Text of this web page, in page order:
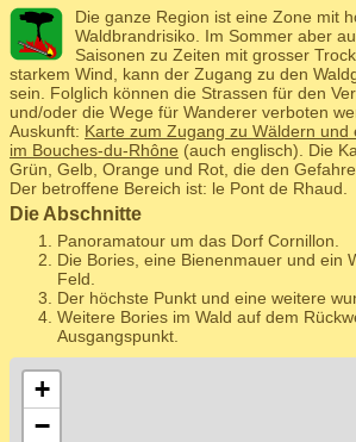
Die ganze Region ist eine Zone mit
Waldbrandrisiko. Im Sommer aber
Saisonen zu Zeiten mit grosser
starkem Wind, kann der Zugang zu den
sein. Folglich können die Strassen für den
und/oder die Wege für Wanderer verboten
Auskunft: Karte zum Zugang zu Wäldern und
im Bouches-du-Rhône (auch englisch). Die
Grün, Gelb, Orange und Rot, die den
Der betroffene Bereich ist: le Pont de Rhaud.
Die Abschnitte
Panoramatour um das Dorf Cornillon.
Die Bories, eine Bienenmauer und ein
Feld.
Der höchste Punkt und eine weitere
Weitere Bories im Wald auf dem
Ausgangspunkt.
+
−